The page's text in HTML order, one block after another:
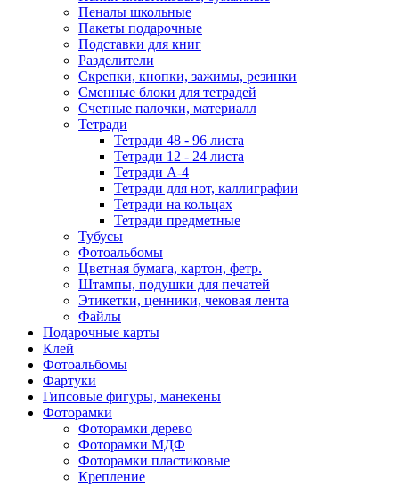
Пеналы школьные
Пакеты подарочные
Подставки для книг
Разделители
Скрепки, кнопки, зажимы, резинки
Сменные блоки для тетрадей
Счетные палочки, материалл
Тетради
Тетради 48 - 96 листа
Тетради 12 - 24 листа
Тетради А-4
Тетради для нот, каллиграфии
Тетради на кольцах
Тетради предметные
Тубусы
Фотоальбомы
Цветная бумага, картон, фетр.
Штампы, подушки для печатей
Этикетки, ценники, чековая лента
Файлы
Подарочные карты
Клей
Фотоальбомы
Фартуки
Гипсовые фигуры, манекены
Фоторамки
Фоторамки дерево
Фоторамки МДФ
Фоторамки пластиковые
Крепление